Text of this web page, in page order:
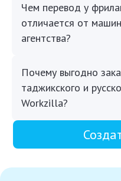
Чем перевод у
отличается от
агентства?
Почему выгодно
таджикского и
Workzilla?